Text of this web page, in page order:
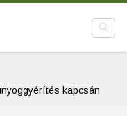
kapcsán